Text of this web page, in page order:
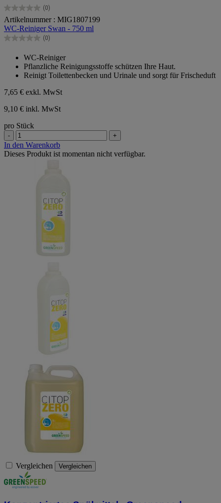
(0)
0.0
von
5
Sternen.
Artikelnummer : MIG1807199
WC-Reiniger Swan - 750 ml
(0)
0.0
Sternen.
WC-Reiniger
Pflanzliche Reinigungsstoffe schützen Ihre Haut.
Reinigt Toilettenbecken und Urinale und sorgt für Frischeduft
7,65 € exkl. MwSt
9,10 € inkl. MwSt
pro Stück
- +
In den Warenkorb
Dieses Produkt ist momentan nicht verfügbar.
Vergleichen Vergleichen